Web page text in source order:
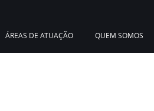
ÁREAS DE ATUAÇÃO QUEM SOMOS